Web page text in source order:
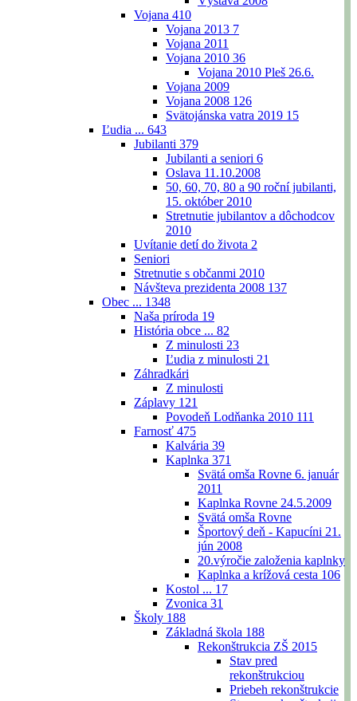
Vojana 410
Vojana 2013 7
Vojana 2011
Vojana 2010 36
Vojana 2010 Pleš 26.6.
Vojana 2009
Vojana 2008 126
Svätojánska vatra 2019 15
Ľudia ... 643
Jubilanti 379
Jubilanti a seniori 6
Oslava 11.10.2008
50, 60, 70, 80 a 90 roční jubilanti,
15. október 2010
Stretnutie jubilantov a dôchodcov
2010
Uvítanie detí do života 2
Seniori
Stretnutie s občanmi 2010
Návšteva prezidenta 2008 137
Obec ... 1348
Naša príroda 19
História obce ... 82
Z minulosti 23
Ľudia z minulosti 21
Záhradkári
Z minulosti
Záplavy 121
Povodeň Lodňanka 2010 111
Farnosť 475
Kalvária 39
Kaplnka 371
Svätá omša Rovne 6. január
2011
Kaplnka Rovne 24.5.2009
Svätá omša Rovne
Športový deň - Kapucíni 21.
jún 2008
20.výročie založenia kaplnky
Kaplnka a krížová cesta 106
Kostol ... 17
Zvonica 31
Školy 188
Základná škola 188
Rekonštrukcia ZŠ 2015
Stav pred
rekonštrukciou
Priebeh rekonštrukcie